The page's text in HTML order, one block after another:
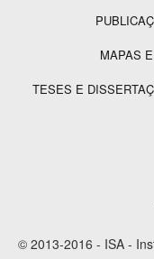
RodapéMAPAS
TESES E
© 2013-2016 - ISA -